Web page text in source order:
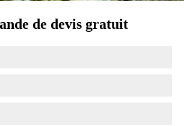
de devis gratuit